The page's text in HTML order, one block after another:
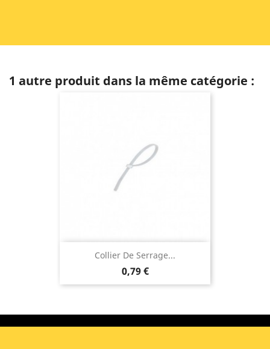
1 autre produit dans la même catégorie :
Collier De Serrage...
0,79 €